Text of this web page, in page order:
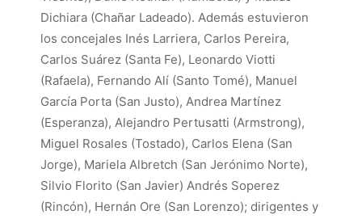
Dichiara (Chañar Ladeado). Además estuvieron
los concejales Inés Larriera, Carlos Pereira,
Carlos Suárez (Santa Fe), Leonardo Viotti
(Rafaela), Fernando Alí (Santo Tomé), Manuel
García Porta (San Justo), Andrea Martínez
(Esperanza), Alejandro Pertusatti (Armstrong),
Miguel Rosales (Tostado), Carlos Elena (San
Jorge), Mariela Albretch (San Jerónimo Norte),
Silvio Florito (San Javier) Andrés Soperez
(Rincón), Hernán Ore (San Lorenzo); dirigentes y